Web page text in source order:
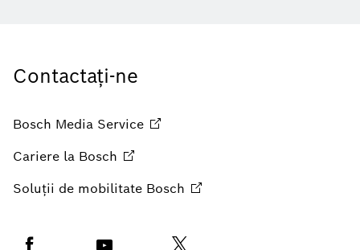
Contactați-ne
Bosch Media Service
Cariere la Bosch
Soluții de mobilitate Bosch